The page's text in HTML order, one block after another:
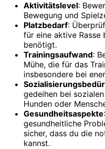
Aktivitätslevel:
Bewegung und
Platzbedarf:
für eine aktive Rasse
benötigt.
Trainingsaufwand:
Mühe, die für das
insbesondere bei
gedeihen bei
Hunden oder
Gesundheitsaspekte
gesundheitliche
sicher, dass du die
kannst.